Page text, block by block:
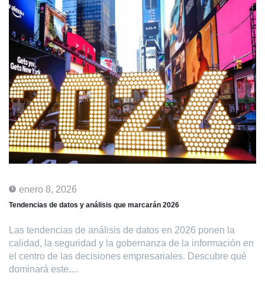
enero 8, 2026
Tendencias de datos y análisis que marcarán 2026
Las tendencias de análisis de datos en 2026 ponen la
calidad, la seguridad y la gobernanza de la información en
el centro de las decisiones empresariales. Descubre qué
dominará este....